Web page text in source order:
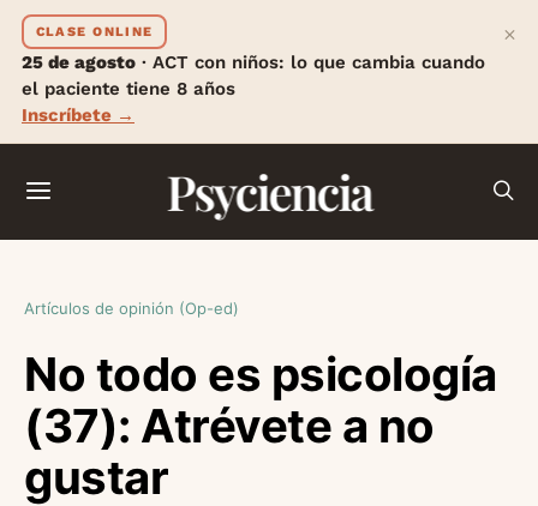
CLASE ONLINE
25 de agosto · ACT con niños: lo que cambia cuando
el paciente tiene 8 años
Inscríbete →
×
Psyciencia
Artículos de opinión (Op-ed)
No todo es psicología
(37): Atrévete a no
gustar